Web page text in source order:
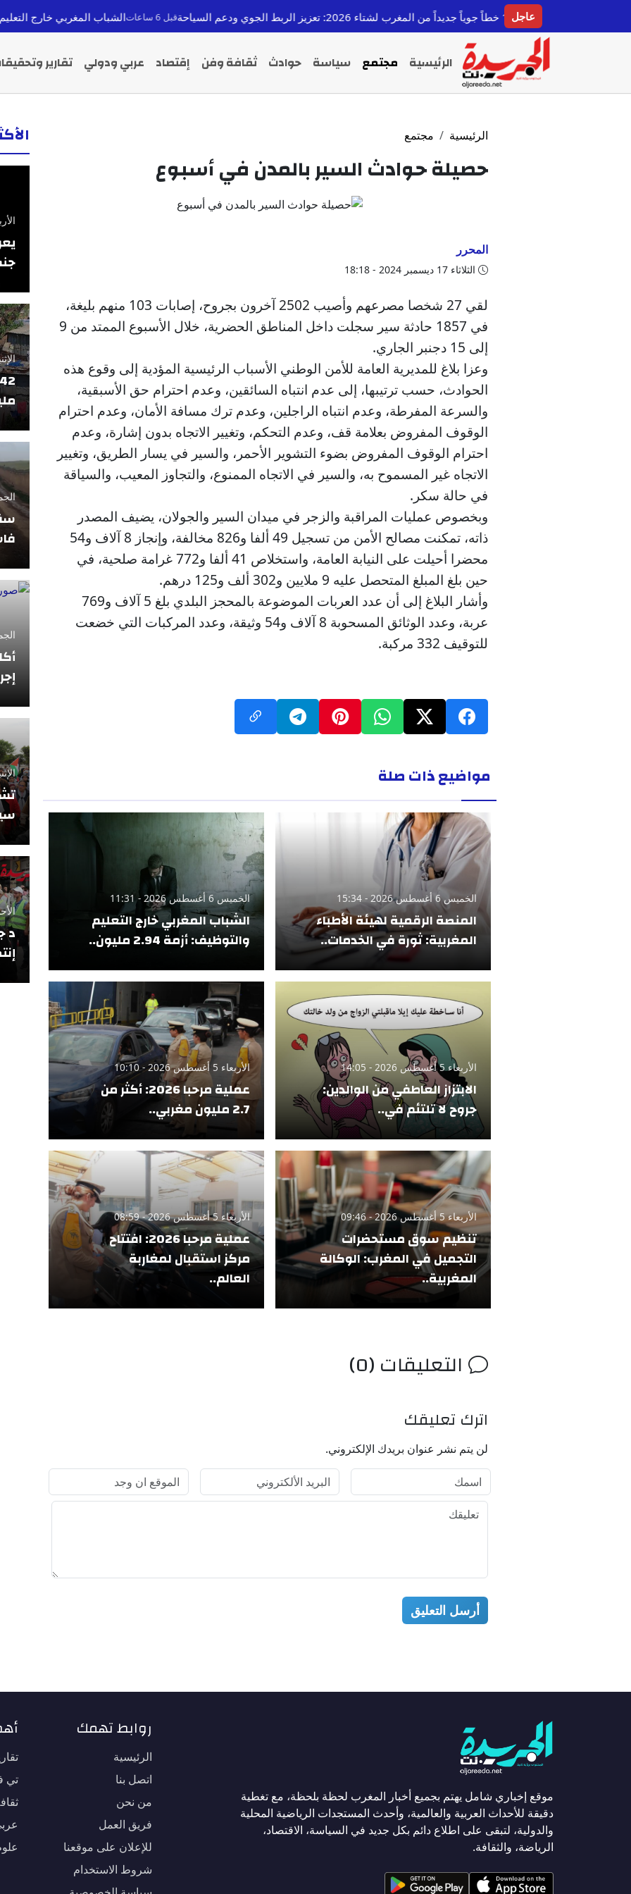
عاجل قبل 6 ساعات الشباب المغربي خارج التعليم والتوظيف: أزمة 2.94 مليون شاب وسبل
الرئيسية مجتمع سياسة حوادث ثقافة وفن إقتصاد عربي ودولي تقارير
الرئيسية مجتمع
حصيلة حوادث السير بالمدن في أسبوع
المحرر
الثلاثاء 17 ديسمبر 2024 - 18:18
لقي 27 شخصا مصرعهم وأصيب 2502 آخرون بجروح، إصابات 103 منهم بليغة،
في 1857 حادثة سير سجلت داخل المناطق الحضرية، خلال الأسبوع الممتد من 9
إلى 15 دجنبر الجاري.
وعزا بلاغ للمديرية العامة للأمن الوطني الأسباب الرئيسية المؤدية إلى وقوع هذه
الحوادث، حسب ترتيبها، إلى عدم انتباه السائقين، وعدم احترام حق الأسبقية،
والسرعة المفرطة، وعدم انتباه الراجلين، وعدم ترك مسافة الأمان، وعدم احترام
الوقوف المفروض بعلامة قف، وعدم التحكم، وتغيير الاتجاه بدون إشارة، وعدم
احترام الوقوف المفروض بضوء التشوير الأحمر، والسير في يسار الطريق، وتغيير
الاتجاه غير المسموح به، والسير في الاتجاه الممنوع، والتجاوز المعيب، والسياقة
في حالة سكر.
وبخصوص عمليات المراقبة والزجر في ميدان السير والجولان، يضيف المصدر
ذاته، تمكنت مصالح الأمن من تسجيل 49 ألفا و826 مخالفة، وإنجاز 8 آلاف و54
محضرا أحيلت على النيابة العامة، واستخلاص 41 ألفا و772 غرامة صلحية، في
حين بلغ المبلغ المتحصل عليه 9 ملايين و302 ألف و125 درهم.
وأشار البلاغ إلى أن عدد العربات الموضوعة بالمحجز البلدي بلغ 5 آلاف و769
عربة، وعدد الوثائق المسحوبة 8 آلاف و54 وثيقة، وعدد المركبات التي خضعت
للتوقيف 332 مركبة.
مواضيع ذات صلة
الخميس 6 أغسطس 2026 - 15:34
المنصة الرقمية لهيئة الأطباء
المغربية: ثورة في الخدمات..
الخميس 6 أغسطس 2026 - 11:31
الشباب المغربي خارج التعليم
والتوظيف: أزمة 2.94 مليون..
الأربعاء 5 أغسطس 2026 - 14:05
الابتزاز العاطفي من الوالدين:
جروح لا تلتئم في..
الأربعاء 5 أغسطس 2026 - 10:10
عملية مرحبا 2026: أكثر من
2.7 مليون مغربي..
الأربعاء 5 أغسطس 2026 - 09:46
تنظيم سوق مستحضرات
التجميل في المغرب: الوكالة
المغربية..
الأربعاء 5 أغسطس 2026 - 08:59
عملية مرحبا 2026: افتتاح
مركز استقبال لمغاربة
العالم..
التعليقات (0)
اترك تعليقك
لن يتم نشر عنوان بريدك الإلكتروني.
أرسل التعليق
الأربعاء 26
الإثنين 17
الجمعة 11
الجمعة 12
الإثنين 10
الأحد 5 أكتوبر
د
موقع إخباري شامل يهتم بجميع أخبار المغرب لحظة بلحظة، مع تغطية
دقيقة للأحداث العربية والعالمية، وأحدث المستجدات الرياضية المحلية
والدولية، لتبقى على اطلاع دائم بكل جديد في السياسة، الاقتصاد،
الرياضة، والثقافة.
روابط تهمك
الرئيسية
اتصل بنا
من نحن
فريق العمل
للإعلان على موقعنا
شروط الاستخدام
تي